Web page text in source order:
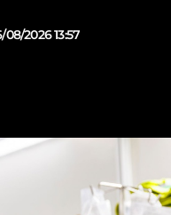
08/2026 13:57